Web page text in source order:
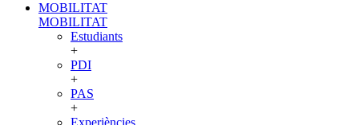
MOBILITAT
MOBILITAT
Estudiants
+
PDI
+
PAS
+
Experiències